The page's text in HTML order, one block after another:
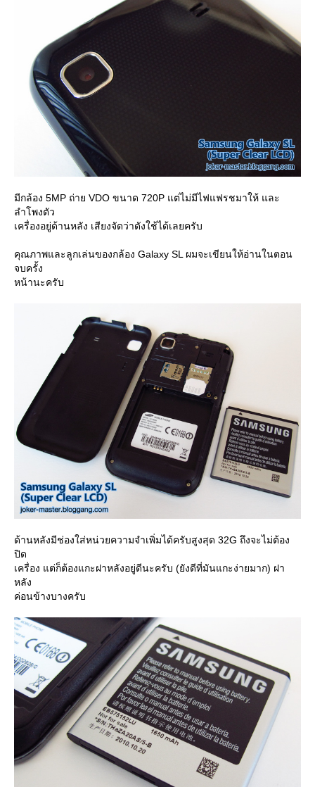
มีกล้อง 5MP ถ่าย VDO ขนาด 720P แต่ไม่มีไฟแฟรชมาให้ และ
ลำโพงตัว
เครื่องอยู่ด้านหลัง เสียงจัดว่าดังใช้ได้เลยครับ
คุณภาพและลูกเล่นของกล้อง Galaxy SL ผมจะเขียนให้อ่านในตอน
จบครั้ง
หน้านะครับ
ด้านหลังมีช่องใส่หน่วยความจำเพิ่มได้ครับสูงสุด 32G ถึงจะไม่ต้อง
ปิด
เครื่อง แต่ก็ต้องแกะฝาหลังอยู่ดีนะครับ (ยังดีที่มันแกะง่ายมาก) ฝา
หลัง
ค่อนข้างบางครับ